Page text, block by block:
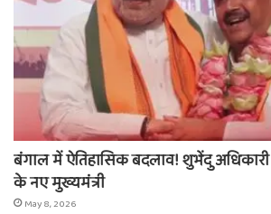
बंगाल में ऐतिहासिक बदलाव! शुभेंदु
के नए मुख्यमंत्री
May 8, 2026